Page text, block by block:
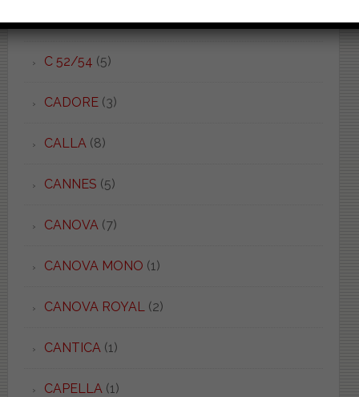
C 52 LIGHT(1)
C 52/54 (5)
CADORE(3)
CALLA (8)
CANNES (5)
CANOVA (7)
CANOVA MONO (1)
CANOVA ROYAL (2)
CANTICA (1)
CAPELLA (1)